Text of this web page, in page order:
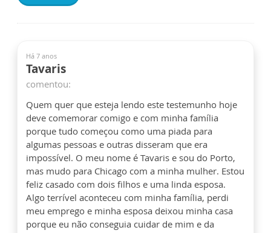
Há 7 anos
Tavaris
comentou:
Quem quer que esteja lendo este testemunho hoje
deve comemorar comigo e com minha família
porque tudo começou como uma piada para
algumas pessoas e outras disseram que era
impossível. O meu nome é Tavaris e sou do Porto,
mas mudo para Chicago com a minha mulher. Estou
feliz casado com dois filhos e uma linda esposa.
Algo terrível aconteceu com minha família, perdi
meu emprego e minha esposa deixou minha casa
porque eu não conseguia cuidar de mim e da